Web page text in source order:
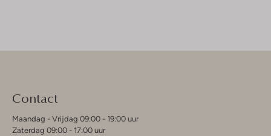
Contact
Maandag - Vrijdag 09:00 - 19:00 uur
Zaterdag 09:00 - 17:00 uur